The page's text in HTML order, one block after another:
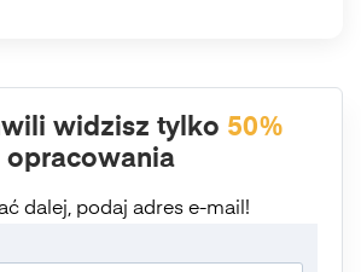
widzisz tylko 50%
opracowania
dalej, podaj adres e-mail!